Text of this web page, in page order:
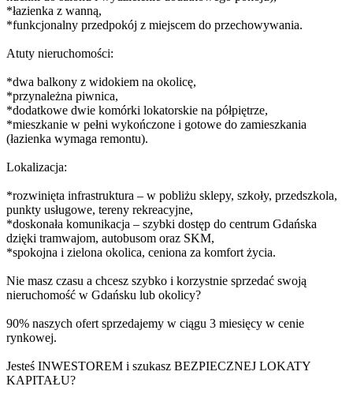
*łazienka z wanną,
*funkcjonalny przedpokój z miejscem do przechowywania.
Atuty nieruchomości:
*dwa balkony z widokiem na okolicę,
*przynależna piwnica,
*dodatkowe dwie komórki lokatorskie na półpiętrze,
*mieszkanie w pełni wykończone i gotowe do zamieszkania
(łazienka wymaga remontu).
Lokalizacja:
*rozwinięta infrastruktura – w pobliżu sklepy, szkoły, przedszkola,
punkty usługowe, tereny rekreacyjne,
*doskonała komunikacja – szybki dostęp do centrum Gdańska
dzięki tramwajom, autobusom oraz SKM,
*spokojna i zielona okolica, ceniona za komfort życia.
Nie masz czasu a chcesz szybko i korzystnie sprzedać swoją
nieruchomość w Gdańsku lub okolicy?
90% naszych ofert sprzedajemy w ciągu 3 miesięcy w cenie
rynkowej.
Jesteś INWESTOREM i szukasz BEZPIECZNEJ LOKATY
KAPITAŁU?